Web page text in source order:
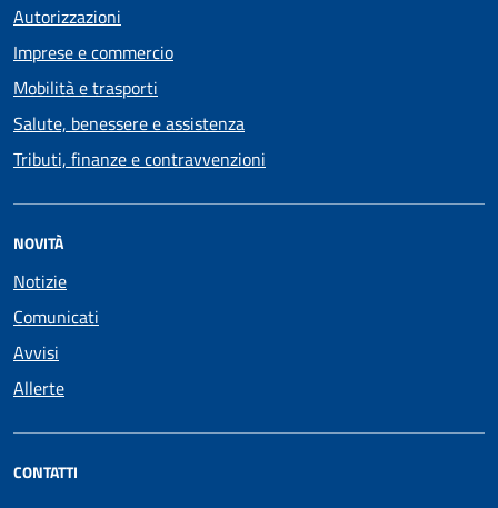
Autorizzazioni
Imprese e commercio
Mobilità e trasporti
Salute, benessere e assistenza
Tributi, finanze e contravvenzioni
NOVITÀ
Notizie
Comunicati
Avvisi
Allerte
CONTATTI